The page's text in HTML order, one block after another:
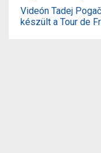
Videón Tadej
készült a Tour de